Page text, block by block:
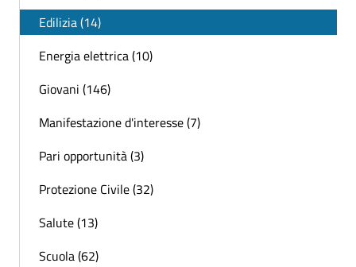
Edilizia (14)
Energia elettrica (10)
Giovani (146)
Manifestazione d'interesse (7)
Pari opportunità (3)
Protezione Civile (32)
Salute (13)
Scuola (62)